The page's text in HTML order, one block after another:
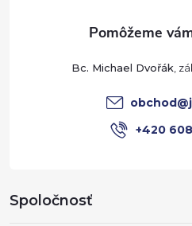
Bc. Michael Dvořák
obchod@
+420
Spoločnosť